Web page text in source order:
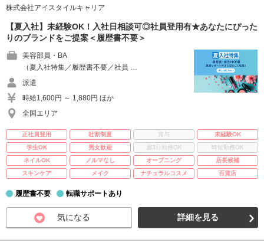
株式会社アイスタイルキャリア
【夏入社】未経験OK！入社日相談可◎社員登用有★あなたにぴった
りのブランドをご提案＜履歴書不要＞
美容部員・BA
（夏入社特集／履歴書不要／社員 …
派遣
時給1,600円 ～ 1,880円 ほか
全国エリア
正社員登用 社割制度 賞与
未経験OK
学生OK
男女歓迎 週3日勤務OK
時短勤務OK
ネイルOK
ノルマなし オープニング
店長候補
スキンケア
メイク ナチュラルコスメ 百貨店
履歴書不要 転職サポートあり
気になる 詳細を見る